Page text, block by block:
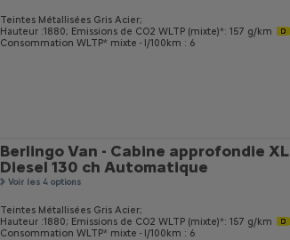
Teintes Métallisées Gris Acier;
Hauteur :1880; Emissions de CO2 WLTP (mixte)*: 157 g/km
Consommation WLTP* mixte - l/100km : 6
Berlingo Van - Cabine approfondie XL
Diesel 130 ch Automatique
Voir les 4 options
Teintes Métallisées Gris Acier;
Hauteur :1880; Emissions de CO2 WLTP (mixte)*: 157 g/km
Consommation WLTP* mixte - l/100km : 6